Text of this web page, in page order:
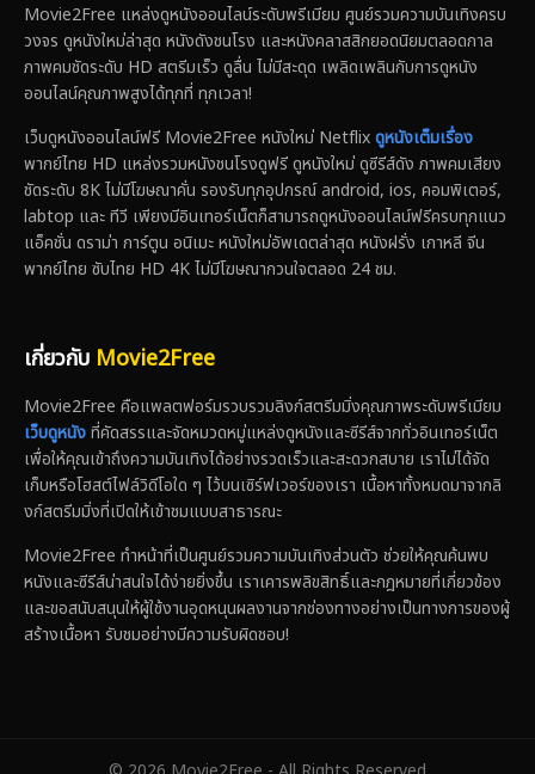
Movie2Free แหล่งดูหนังออนไลน์ระดับพรีเมียม ศูนย์รวมความบันเทิงครบ
วงจร ดูหนังใหม่ล่าสุด หนังดังชนโรง และหนังคลาสสิกยอดนิยมตลอดกาล
ภาพคมชัดระดับ HD สตรีมเร็ว ดูลื่น ไม่มีสะดุด เพลิดเพลินกับการดูหนัง
ออนไลน์คุณภาพสูงได้ทุกที่ ทุกเวลา!
เว็บดูหนังออนไลน์ฟรี Movie2Free หนังใหม่ Netflixดูหนังเต็มเรื่อง
พากย์ไทย HD แหล่งรวมหนังชนโรงดูฟรี ดูหนังใหม่ ดูซีรีส์ดัง ภาพคมเสียง
ชัดระดับ 8K ไม่มีโฆษณาคั่น รองรับทุกอุปกรณ์ android, ios, คอมพิเตอร์,
labtop และ ทีวี เพียงมีอินเทอร์เน็ตก็สามารถดูหนังออนไลน์ฟรีครบทุกแนว
แอ็คชั่น ดราม่า การ์ตูน อนิเมะ หนังใหม่อัพเดตล่าสุด หนังฝรั่ง เกาหลี จีน
พากย์ไทย ซับไทย HD 4K ไม่มีโฆษณากวนใจตลอด 24 ชม.
เกี่ยวกับ Movie2Free
Movie2Free คือแพลตฟอร์มรวบรวมลิงก์สตรีมมิ่งคุณภาพระดับพรีเมียม
เว็บดูหนังที่คัดสรรและจัดหมวดหมู่แหล่งดูหนังและซีรีส์จากทั่วอินเทอร์เน็ต
เพื่อให้คุณเข้าถึงความบันเทิงได้อย่างรวดเร็วและสะดวกสบาย เราไม่ได้จัด
เก็บหรือโฮสต์ไฟล์วิดีโอใด ๆ ไว้บนเซิร์ฟเวอร์ของเรา เนื้อหาทั้งหมดมาจากลิ
งก์สตรีมมิ่งที่เปิดให้เข้าชมแบบสาธารณะ
Movie2Free ทำหน้าที่เป็นศูนย์รวมความบันเทิงส่วนตัว ช่วยให้คุณค้นพบ
หนังและซีรีส์น่าสนใจได้ง่ายยิ่งขึ้น เราเคารพลิขสิทธิ์และกฎหมายที่เกี่ยวข้อง
และขอสนับสนุนให้ผู้ใช้งานอุดหนุนผลงานจากช่องทางอย่างเป็นทางการของผู้
สร้างเนื้อหา รับชมอย่างมีความรับผิดชอบ!